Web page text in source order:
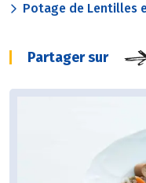
Potage de Lentilles
Partager sur